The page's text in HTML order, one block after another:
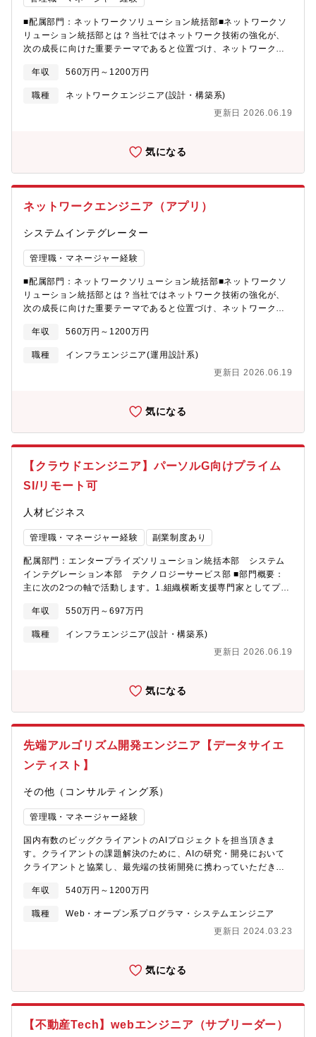
社に対する提案活動を通じて大規模で最新のITツール導入に関わ
ることができます。【入社後のサポート体制】研修：プロダクト
及びサービス研修は随時開催OJT：メンターによる3か月間の
OJT。その後、副担当として案件を対応し、入社6か月後を目標に
■配属部門：ネットワークソリューション統括部■ネットワークソ
リューション統括部とは？当社ではネットワーク技術の強化が、
次の成長に向けた重要テーマであると位置づけ、ネットワークに
ア 通信キャリア向けコアNWの運用・監視システム開発、NOC
業務の自動化 NW機器設定の自動化■期待する役割や活躍?プロ
ジェクトを推進するリーダー?アプリケーション開発、
ServiceNowを活用したシステム開発でチームを牽引するエンジニ
システム NW機器の設定を自動化するアプリ開発し構成変更作業
信キャリア向け障害影響調査・通知システム 障害発生時の影響
対応の迅速化・高度化を推進する 使用技術：Python■得られる
とアプリを横断した「NW×ソフトウェア領域の専門性」を習得
単なる開発ではなく、運用改善・自動化といった高度な課題解決
経験 大規模・ミッションクリティカルな環境でのシステム開発
経験?マネジメント 3～10名程度のチームマネジメント 外部パ
ートナー含む体制統括 若手～中堅育成、ナレッジ展開■当ポジシ
ョンの魅力／キャリアパス例?複合的なスキル習得 ネットワーク
時に習得?上流工程へのステップアップ 要件定義・提案フェーズ
グマネージャとして活躍 実務×マネジメント両立が基本スタイ
ル 技術を捨てずにPMキャリア構築■就業環境（リモート等働き
案して判断する)?稀に地方出張あり(年に数日程度)?休日、夜間の
ニング基盤／AI・最新技術教育強化／マネジメント層向け教育?技
術向上できる環境?情報処理技術者試験の受験支援(全社施策)?
の学習時間確保支援(部門施策)?勉強会(全社、部門)
年収 560万円～1200万円
職種
ネットワークエンジニア(設計・構築系)
更新日 2026.06.19
気になる
ネットワークエンジニア（アプリ）
システムインテグレーター
管理職・マネージャー経験
■配属部門：ネットワークソリューション統括部■ネットワークソ
リューション統括部とは？当社ではネットワーク技術の強化が、
次の成長に向けた重要テーマであると位置づけ、ネットワークに
ア 通信キャリア向けコアNWの運用・監視システム開発、NOC
業務の自動化 NW機器設定の自動化■期待する役割や活躍?プロ
ジェクトを推進するリーダー?アプリケーション開発、
ServiceNowを活用したシステム開発でチームを牽引するエンジニ
システム NW機器の設定を自動化するアプリ開発し構成変更作業
信キャリア向け障害影響調査・通知システム 障害発生時の影響
対応の迅速化・高度化を推進する 使用技術：Python■得られる
経験?通信キャリア向けのシステム開発で得られる経験 インフラ
単なる開発ではなく、運用改善・自動化といった高度な課題解決
経験?マネジメント 3～10名程度のチームマネジメント 外部パ
ョンの魅力／キャリアパス例?複合的なスキル習得 ネットワーク
とアプリケーションを横断した高度な技術領域（NW×開発）を同
時に習得?上流工程へのステップアップ 要件定義・提案フェーズ
グマネージャとして活躍 実務×マネジメント両立が基本スタイ
ル 技術を捨てずにPMキャリア構築■就業環境（リモート等働き
玉)?リモートやフレックスの制度あり(案件や状況、顧客都合等勘
対応がする場合あり(業務イベント時、数カ月に一度程度)■教育制
度?Smart Career Education Programs(全社施策) 基礎能力・
専門技術・共通テーマでカテゴリ化された教育プログラム／eラー
ニング基盤／AI・最新技術教育強化／マネジメント層向け教育?技
術領域ベースの育成、実務ベースの育成(部門施策)■資格取得・技
術向上できる環境?情報処理技術者試験の受験支援(全社施策)?
PMP取得支援(全社施策)?各種ベンダ資格の取得支援、業務調整等
年収 560万円～1200万円
職種
インフラエンジニア(運用設計系)
更新日 2026.06.19
気になる
【クラウドエンジニア】パーソルG向けプライム
SI/リモート可
人材ビジネス
管理職・マネージャー経験 副業制度あり
配属部門：エンタープライズソリューション統括本部 システム
インテグレーション本部 テクノロジーサービス部 ■部門概要：
主に次の2つの軸で活動します。1.組織横断支援専門家としてプロ
行を通じて、部門横断の支援を行います。2.顧客向けの高難度プ
ロジェクト遂行顧客と直接向き合い、技術的に難易度の高いプロ
ジェクトの遂行を担います。【職務内容】■担当業務複数プロジェ
クトのバックエンド～インフラまでの構築を担当。※プロジェク
いては顧客への説明を実施。■ポジションの魅力【プライム案件】
関与します。顧客の課題を可視化・明確化し、要件化するところ
証しながら進めます。また、多様な業界の顧客や社内の専門家と
協働する機会が豊富で、専門性の幅を広げられる環境が整ってい
トワークが可能です。プロジェクトや個人の状況に応じて、生産
リエーションが豊富】Global Bridge部ではWebシステム開発、モ
用案件、技術検証（PoC）案件など様々な種類の案件がありま
す。また、案件規模も1人でこなす小規模案件から10名以上の体制
を引いて行う大規模案件まで幅広く行っているので、技術・工程
は一人ひとりの自主性を重んじ、「経験がないのでできない」で
はなく、「経験がないからこそ挑戦しよう」という風土がありま
ンを担っていただくことで、個々の成長に繋げていきます。誰か
動するからこそ、裁量の大きさを実感いただけます。経験がない
ことから不安に感じることもあると思いますが、失敗を恐れず、
ぜひ挑戦してください。
年収 550万円～697万円
職種
インフラエンジニア(設計・構築系)
更新日 2026.06.19
気になる
先端アルゴリズム開発エンジニア【データサイエ
ンティスト】
その他（コンサルティング系）
管理職・マネージャー経験
国内有数のビッグクライアントのAIプロジェクトを担当頂きま
す。クライアントの課題解決のために、AIの研究・開発において
クライアントと協業し、最先端の技術開発に携わっていただきま
オーダーメイドでの先端アルゴリズム開発（機械学習、テキスト
マイニング等）／システム開発■全社的なAI活用や先端アルゴリズ
ム開発に係るコンサルティング及びプロジェクトマネジメント
■SaaS型の自社AIプロダクト（特許取得済）の開発■最先端のAI技
開発や、SaaS型自社プロダクトの開発に携わります。自社プロダ
いく予定です。エンジニアとしても高度なデータ分析技術を習得
グにも携わり、アナリスト領域のスキルを身につけることが可能
年収 540万円～1200万円
職種
Web・オープン系プログラマ・システムエンジニア
更新日 2024.03.23
気になる
【不動産Tech】webエンジニア（サブリーダー）